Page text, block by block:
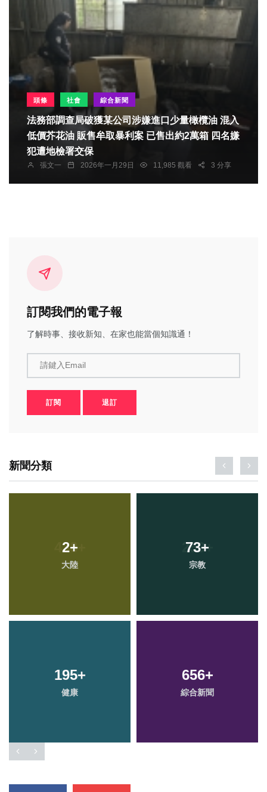
頭條 社會 綜合新聞
法務部調查局破獲某公司涉嫌進口少量橄欖油 混入
低價芥花油 販售牟取暴利案 已售出約2萬箱 四名嫌
犯遭地檢署交保
張文一 2026年一月29日 11,985 觀看 3 分享
訂閱我們的電子報
了解時事、接收新知、在家也能當個知識通！
請鍵入Email
訂閱 退訂
新聞分類
2+
大陸
73+
宗教
195+
健康
656+
綜合新聞